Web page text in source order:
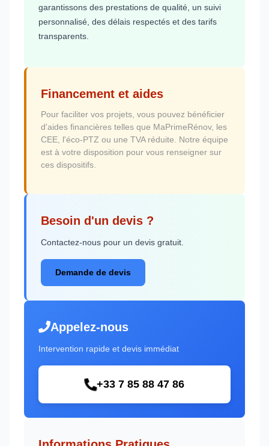
garantissons des prestations de qualité, un suivi
personnalisé, des délais respectés et des tarifs
transparents.
Financement et aides
Pour faciliter vos projets, vous pouvez bénéficier
d'aides financières telles que MaPrimeRénov, les
CEE, l'éco-PTZ ou une TVA réduite. Notre équipe
est à votre disposition pour vous renseigner sur
ces dispositifs.
Besoin d'un devis ?
Contactez-nous pour un devis gratuit.
Demande de devis
Appelez-nous
Intervention rapide et devis immédiat
+33 7 85 88 47 86